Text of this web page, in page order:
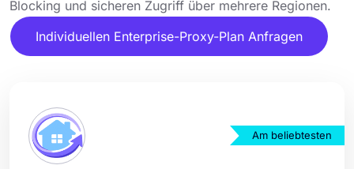
Blocking und sicheren Zugriff über mehrere Regionen.
Individuellen Enterprise-Proxy-Plan Anfragen
Am beliebtesten